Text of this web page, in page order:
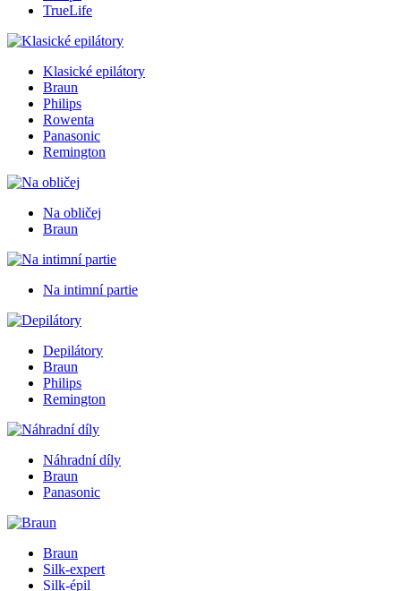
TrueLife
Klasické epilátory
Braun
Philips
Rowenta
Panasonic
Remington
Na obličej
Braun
Na intimní partie
Depilátory
Braun
Philips
Remington
Náhradní díly
Braun
Panasonic
Braun
Silk-expert
Silk-épil